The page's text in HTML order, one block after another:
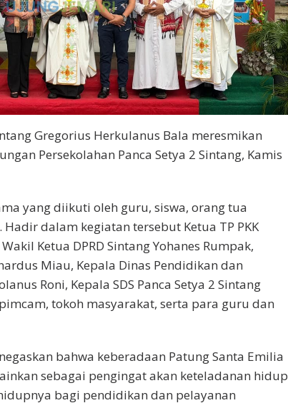
Gregorius Herkulanus Bala meresmikan
Persekolahan Panca Setya 2 Sintang, Kamis
yang diikuti oleh guru, siswa, orang tua
dalam kegiatan tersebut Ketua TP PKK
Ketua DPRD Sintang Yohanes Rumpak,
Miau, Kepala Dinas Pendidikan dan
Roni, Kepala SDS Panca Setya 2 Sintang
tokoh masyarakat, serta para guru dan
bahwa keberadaan Patung Santa Emilia
sebagai pengingat akan keteladanan hidup
bagi pendidikan dan pelayanan